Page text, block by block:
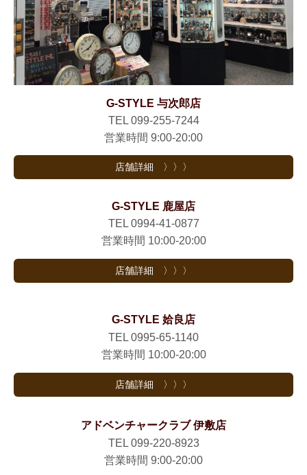
G-STYLE 与次郎店
TEL 099-255-7244
営業時間 9:00-20:00
店舗詳細 〉〉〉
G-STYLE 鹿屋店
TEL 0994-41-0877
営業時間 10:00-20:00
店舗詳細 〉〉〉
G-STYLE 姶良店
TEL 0995-65-1140
営業時間 10:00-20:00
店舗詳細 〉〉〉
アドベンチャークラブ 伊敷店
TEL 099-220-8923
営業時間 9:00-20:00